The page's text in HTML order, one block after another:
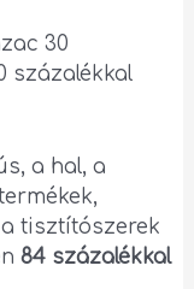
30
százalékkal
a hal, a
tisztítószerek
84 százalékkal